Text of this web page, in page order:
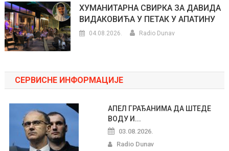
ХУМАНИТАРНА СВИРКА ЗА ДАВИДА
ВИДАКОВИЋА У ПЕТАК У АПАТИНУ
04.08.2026. Radio Dunav
СЕРВИСНЕ ИНФОРМАЦИЈЕ
АПЕЛ ГРАЂАНИМА ДА ШТЕДЕ
ВОДУ И...
03.08.2026.
Radio Dunav